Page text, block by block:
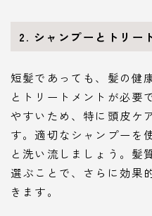
2. シャンプーとトリー
短髪であっても、髪の健
とトリートメントが必要
やすいため、特に頭皮ケ
す。適切なシャンプーを
と洗い流しましょう。髪
選ぶことで、さらに効果
きます。